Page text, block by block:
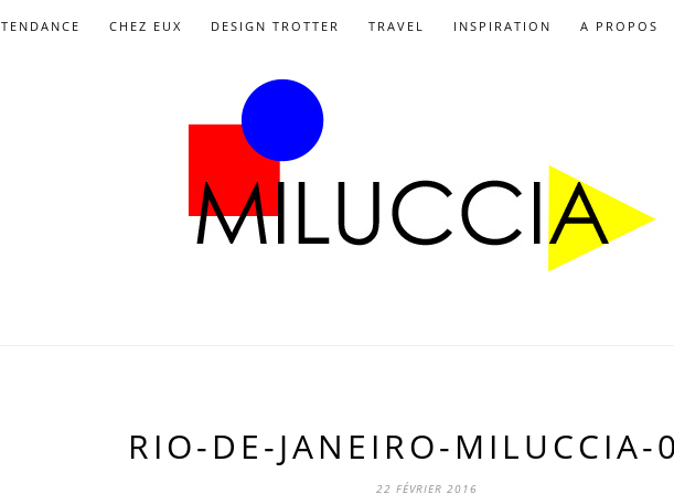
TENDANCE CHEZ EUX DESIGN TROTTER TRAVEL INSPIRATION A PROPOS
RIO-DE-JANEIRO-MILUCCIA-
22 FÉVRIER 2016